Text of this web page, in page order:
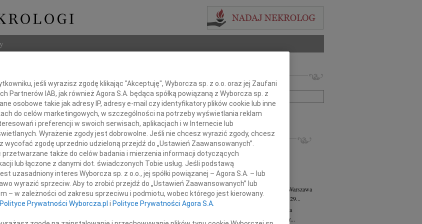
Przyjacielowi
Osęce
Imię i nazwisko lub numer ogłoszenia:
+ szukanie zaawansowane
INNE NEKROLOGI
07.08.2026Warszawa
Dziekanie Wydziału dr hab. Julii Kubisie,...
07.08.2026Warszawa
Naszej kochanej i dzielnej Marylce Butruk...
Jacek Tadeusz Duniec
Warszawa
Z wielkim żalem przyjęliśmy wiadomość, że 29...
Małgorzata Kościelska
Warszawa
W dniu 3 sierpnia 2026 roku zmarła Profesor...
jeśli wyrazisz zgodę klikając "Akceptuję", Wyborcza sp. z o.o. oraz jej Zaufani
Partnerów IAB, jak również Agora S.A. będąca spółką powiązaną z Wyborcza sp. z
osobowe takie jak adresy IP, adresy e-mail czy identyfikatory plików cookie lub inne
do celów marketingowych, w szczególności na potrzeby wyświetlania reklam
i preferencji w swoich serwisach, aplikacjach i w Internecie lub
Wyrażenie zgody jest dobrowolne. Jeśli nie chcesz wyrazić zgody, chcesz
zgodę uprzednio udzieloną przejdź do „Ustawień Zaawansowanych”.
przetwarzane także do celów badania i mierzenia informacji dotyczących
lub łączone z danymi dot. świadczonych Tobie usług. Jeśli podstawą
uzasadniony interes Wyborcza sp. z o.o., jej spółki powiązanej – Agora S.A. – lub
wyrazić sprzeciw. Aby to zrobić przejdź do „Ustawień Zaawansowanych” lub
– w zależności od zakresu sprzeciwu i podmiotu, wobec którego jest kierowany.
Polityce Prywatności Wyborcza.pl i Polityce Prywatności Agora S.A.